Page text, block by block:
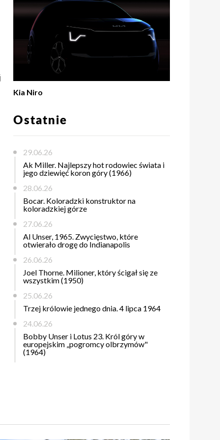
Kia Niro
Ostatnie
29.06.26
Ak Miller. Najlepszy hot rodowiec świata i
jego dziewięć koron góry (1966)
28.06.26
Bocar. Koloradzki konstruktor na
koloradzkiej górze
27.06.26
Al Unser, 1965. Zwycięstwo, które
otwierało drogę do Indianapolis
26.06.26
Joel Thorne. Milioner, który ścigał się ze
wszystkim (1950)
25.06.26
Trzej królowie jednego dnia. 4 lipca 1964
24.06.26
Bobby Unser i Lotus 23. Król góry w
europejskim „pogromcy olbrzymów"
(1964)